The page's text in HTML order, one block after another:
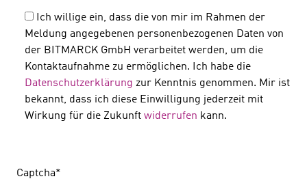
Meldung angegebenen personenbezogenen Daten von
der BITMARCK GmbH verarbeitet werden, um die
Kontaktaufnahme zu ermöglichen. Ich habe die
Datenschutzerklärung zur Kenntnis genommen. Mir ist
bekannt, dass ich diese Einwilligung jederzeit mit
Wirkung für die Zukunft widerrufen kann.
Captcha*